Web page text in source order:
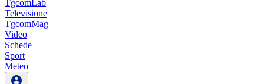
TgcomLab
Televisione
TgcomMag
Video
Schede
Sport
Meteo